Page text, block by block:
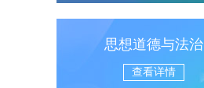
思想道德与法治
查看详情